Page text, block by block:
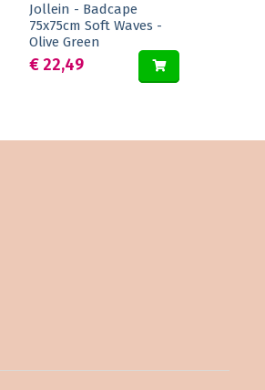
Jollein - Badcape
75x75cm Soft Waves -
Olive Green
€ 22,49